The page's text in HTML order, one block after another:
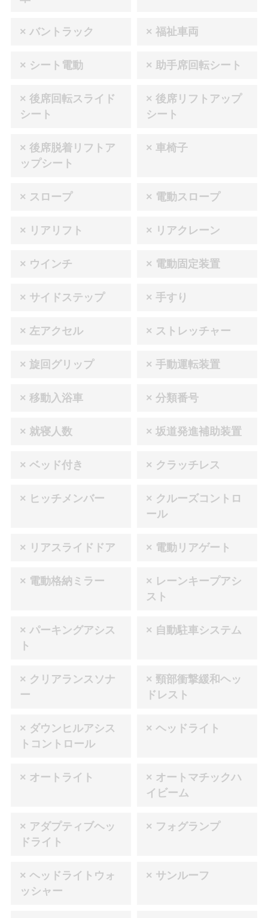
× バントラック × 福祉車両
× シート電動 × 助手席回転シート
× 後席回転スライド
シート
× 後席リフトアップ
シート
× 後席脱着リフトア
ップシート
× 車椅子
× スロープ × 電動スロープ
× リアリフト × リアクレーン
× ウインチ × 電動固定装置
× サイドステップ × 手すり
× 左アクセル × ストレッチャー
× 旋回グリップ × 手動運転装置
× 移動入浴車 × 分類番号
× 就寝人数 × 坂道発進補助装置
× ベッド付き × クラッチレス
× ヒッチメンバー
× クルーズコントロ
ール
× リアスライドドア × 電動リアゲート
× 電動格納ミラー
× レーンキープアシ
スト
× パーキングアシス
ト
× 自動駐車システム
× クリアランスソナ
ー
× 頸部衝撃緩和ヘッ
ドレスト
× ダウンヒルアシス
トコントロール
× ヘッドライト
× オートライト
× オートマチックハ
イビーム
× アダプティブヘッ
ドライト
× フォグランプ
× ヘッドライトウォ
ッシャー
× サンルーフ